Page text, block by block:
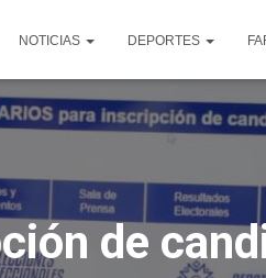
NOTICIAS DEPORTES
de